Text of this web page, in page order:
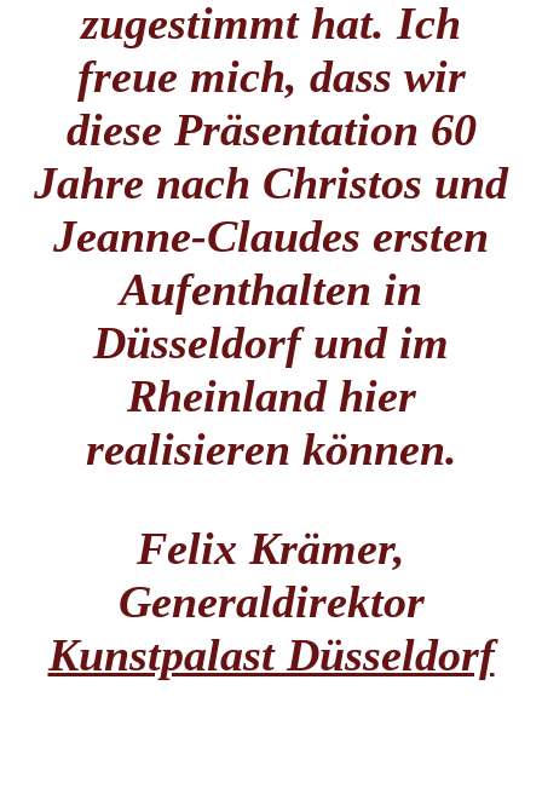
zugestimmt hat. Ich
freue mich, dass wir
diese Präsentation 60
Jahre nach Christos und
Jeanne-Claudes ersten
Aufenthalten in
Düsseldorf und im
Rheinland hier
realisieren können.
Felix Krämer,
Generaldirektor
Kunstpalast Düsseldorf